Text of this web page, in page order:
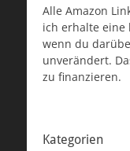
Alle Amazon
ich erhalte eine
wenn du
unverändert.
zu finanzieren.
Kategorien